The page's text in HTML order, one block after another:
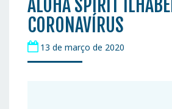
ALOHA SPIRIT
CORONAVÍRUS
13 de março de 2020